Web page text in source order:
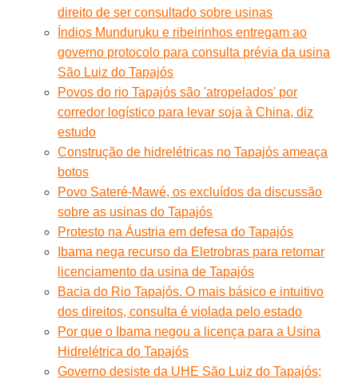
direito de ser consultado sobre usinas
Índios Munduruku e ribeirinhos entregam ao
governo protocolo para consulta prévia da usina
São Luiz do Tapajós
Povos do rio Tapajós são 'atropelados' por
corredor logístico para levar soja à China, diz
estudo
Construção de hidrelétricas no Tapajós ameaça
botos
Povo Sateré-Mawé, os excluídos da discussão
sobre as usinas do Tapajós
Protesto na Áustria em defesa do Tapajós
Ibama nega recurso da Eletrobras para retomar
licenciamento da usina de Tapajós
Bacia do Rio Tapajós. O mais básico e intuitivo
dos direitos, consulta é violada pelo estado
Por que o Ibama negou a licença para a Usina
Hidrelétrica do Tapajós
Governo desiste da UHE São Luiz do Tapajós;